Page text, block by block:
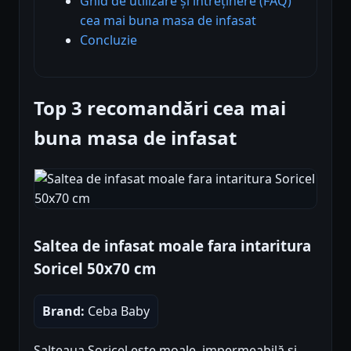
cea mai buna masa de infasat
Concluzie
Top 3 recomandări cea mai
buna masa de infasat
Saltea de infasat moale fara intaritura
Soricel 50x70 cm
Brand: Ceba Baby